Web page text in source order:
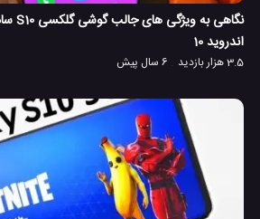
اندروید 10
3.5 هزار بازدید 6 سال پیش